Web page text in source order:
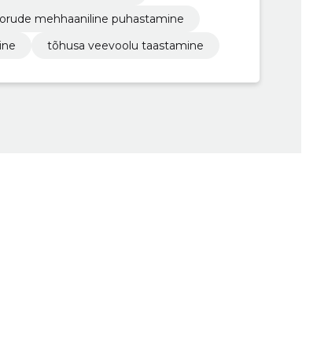
mehhaaniline puhastamine
tõhusa veevoolu taastamine